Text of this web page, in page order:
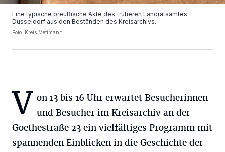
Eine typische preußische Akte des früheren Landratsamtes
Düsseldorf aus den Beständen des Kreisarchivs.
Foto: Kreis Mettmann
V on 13 bis 16 Uhr erwartet Besucherinnen
und Besucher im Kreisarchiv an der
Goethestraße 23 ein vielfältiges Programm mit
spannenden Einblicken in die Geschichte der